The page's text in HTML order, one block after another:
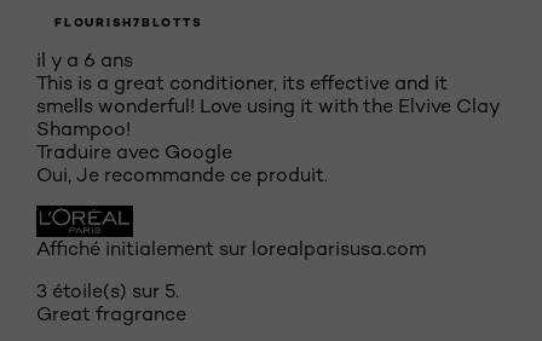
FLOURISH7BLOTTS
il y a 6 ans
This is a great conditioner, its effective and it
smells wonderful! Love using it with the Elvive Clay
Shampoo!
Traduire avec Google
Oui, Je recommande ce produit.
Affiché initialement sur lorealparisusa.com
3 étoile(s) sur 5.
Great fragrance